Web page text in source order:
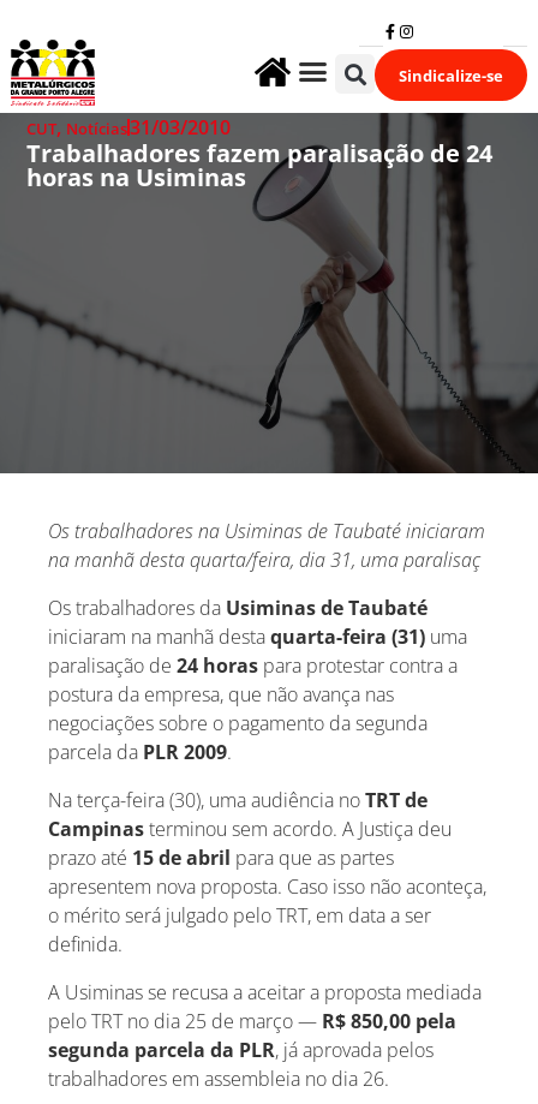
Sindicalize-se
CUT, Notícias31/03/2010
Trabalhadores fazem paralisação de 24
horas na Usiminas
Os trabalhadores na Usiminas de Taubaté iniciaram
na manhã desta quarta/feira, dia 31, uma paralisaç
Os trabalhadores da Usiminas de Taubaté
iniciaram na manhã destaquarta-feira (31) uma
paralisação de24 horas para protestar contra a
postura da empresa, que não avança nas
negociações sobre o pagamento da segunda
parcela da PLR 2009.
Na terça-feira (30), uma audiência noTRT de
Campinasterminou sem acordo. A Justiça deu
prazo até 15 de abril para que as partes
apresentem nova proposta. Caso isso não aconteça,
o mérito será julgado pelo TRT, em data a ser
definida.
A Usiminas se recusa a aceitar a proposta mediada
pelo TRT no dia 25 de março — R$ 850,00 pela
segunda parcela da PLR, já aprovada pelos
trabalhadores em assembleia no dia 26.